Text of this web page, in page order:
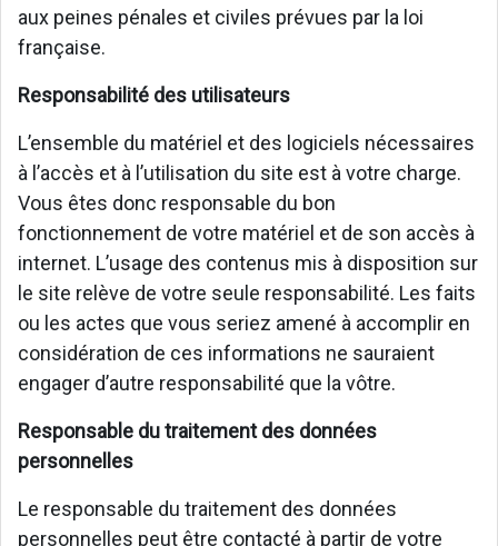
aux peines pénales et civiles prévues par la loi
française.
Responsabilité des utilisateurs
L’ensemble du matériel et des logiciels nécessaires
à l’accès et à l’utilisation du site est à votre charge.
Vous êtes donc responsable du bon
fonctionnement de votre matériel et de son accès à
internet. L’usage des contenus mis à disposition sur
le site relève de votre seule responsabilité. Les faits
ou les actes que vous seriez amené à accomplir en
considération de ces informations ne sauraient
engager d’autre responsabilité que la vôtre.
Responsable du traitement des données
personnelles
Le responsable du traitement des données
personnelles peut être contacté à partir de votre